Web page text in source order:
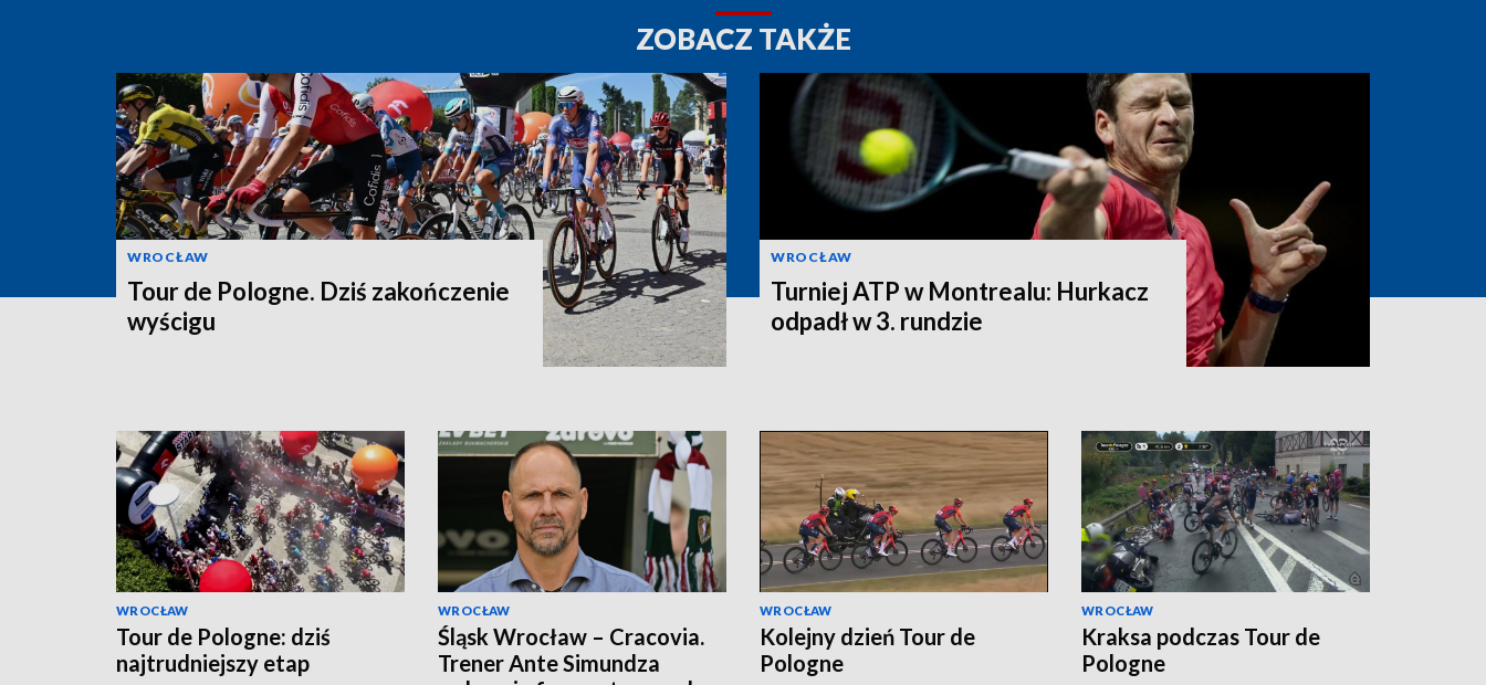
ZOBACZ TAKŻE
WROCŁAW
Tour de Pologne. Dziś zakończenie
wyścigu
WROCŁAW
Turniej ATP w Montrealu: Hurkacz
odpadł w 3. rundzie
WROCŁAW
Tour de Pologne: dziś
najtrudniejszy etap
WROCŁAW
Śląsk Wrocław – Cracovia.
Trener Ante Simundza
WROCŁAW
Kolejny dzień Tour de
Pologne
WROCŁAW
Kraksa podczas Tour de
Pologne